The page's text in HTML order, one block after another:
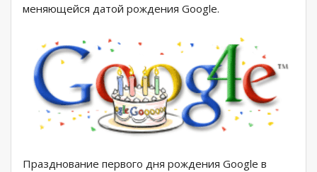
меняющейся датой рождения Google.
Празднование первого дня рождения Google в